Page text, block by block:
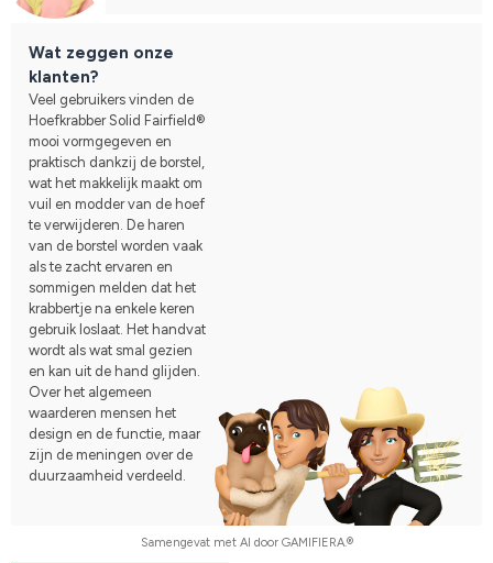
Wat zeggen onze
klanten?
Veel gebruikers vinden de
Hoefkrabber Solid Fairfield®
mooi vormgegeven en
praktisch dankzij de borstel,
wat het makkelijk maakt om
vuil en modder van de hoef
te verwijderen. De haren
van de borstel worden vaak
als te zacht ervaren en
sommigen melden dat het
krabbertje na enkele keren
gebruik loslaat. Het handvat
wordt als wat smal gezien
en kan uit de hand glijden.
Over het algemeen
waarderen mensen het
design en de functie, maar
zijn de meningen over de
duurzaamheid verdeeld.
Samengevat met AI door GAMIFIERA.®